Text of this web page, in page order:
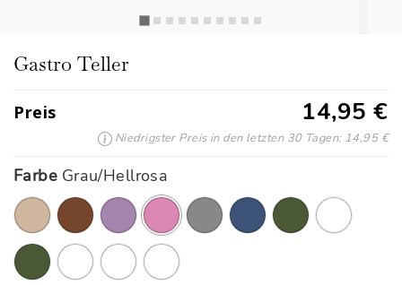
Gastro Teller
Preis 14,95 €
Niedrigster Preis in den letzten 30 Tagen: 14,95 €
Farbe Grau/Hellrosa
Ausgewählte